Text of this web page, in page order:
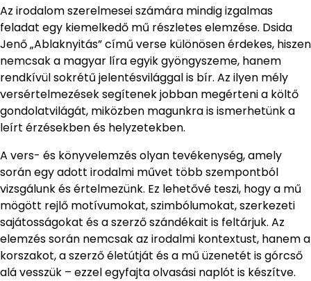
Az irodalom szerelmesei számára mindig izgalmas
feladat egy kiemelkedő mű részletes elemzése. Dsida
Jenő „Ablaknyitás” című verse különösen érdekes, hiszen
nemcsak a magyar líra egyik gyöngyszeme, hanem
rendkívül sokrétű jelentésvilággal is bír. Az ilyen mély
versértelmezések segítenek jobban megérteni a költő
gondolatvilágát, miközben magunkra is ismerhetünk a
leírt érzésekben és helyzetekben.
A vers- és könyvelemzés olyan tevékenység, amely
során egy adott irodalmi művet több szempontból
vizsgálunk és értelmezünk. Ez lehetővé teszi, hogy a mű
mögött rejlő motívumokat, szimbólumokat, szerkezeti
sajátosságokat és a szerző szándékait is feltárjuk. Az
elemzés során nemcsak az irodalmi kontextust, hanem a
korszakot, a szerző életútját és a mű üzenetét is górcső
alá vesszük – ezzel egyfajta olvasási naplót is készítve.